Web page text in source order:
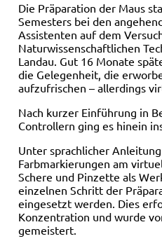
Die Präparation der Maus
Semesters bei den
Assistenten auf dem
Naturwissenschaftlichen
Landau. Gut 16 Monate
die Gelegenheit, die
aufzufrischen – allerdings
Nach kurzer Einführung in
Controllern ging es hinein
Unter sprachlicher
Farbmarkierungen am
Schere und Pinzette als
einzelnen Schritt der
eingesetzt werden. Dies
Konzentration und wurde
gemeistert.